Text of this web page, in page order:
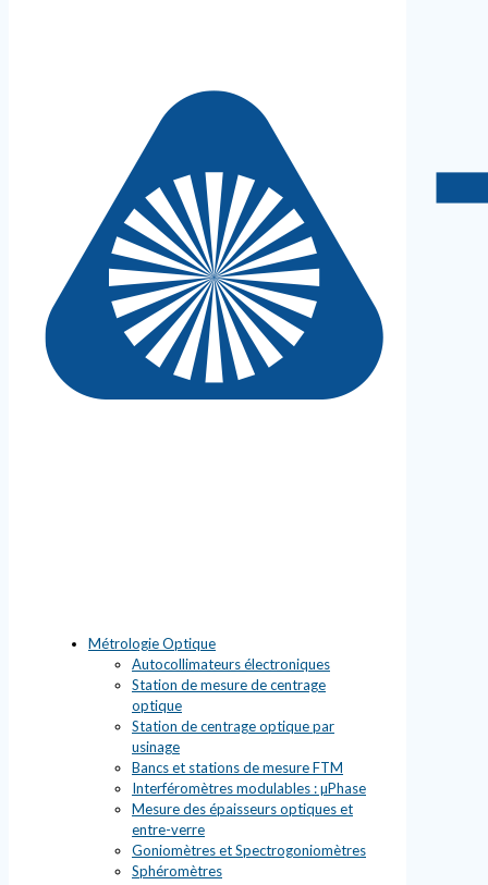
Métrologie Optique
Autocollimateurs électroniques
Station de mesure de centrage
optique
Station de centrage optique par
usinage
Bancs et stations de mesure FTM
Interféromètres modulables : µPhase
Mesure des épaisseurs optiques et
entre-verre
Goniomètres et Spectrogoniomètres
Sphéromètres